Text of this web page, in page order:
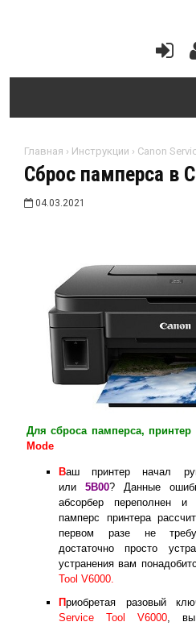
Главная › Инструкции › Canon
Сброс памперса в
04.03.2021
Для сброса памперса,
Mode
Ваш принтер начал
или5B00? Данные
абсорбер переполнен
памперс принтера
первом разе не
достаточно просто
устранения вам
Tool V6000.
Приобретая разовый
Service Tool V6000, вы